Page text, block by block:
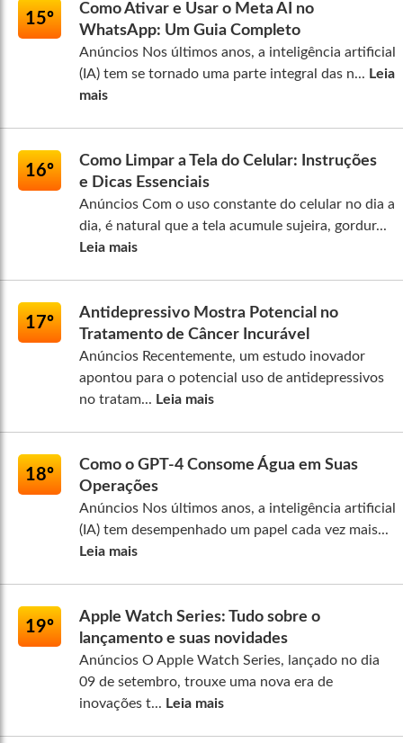
15º
Como Ativar e Usar o Meta AI no
WhatsApp: Um Guia Completo
Anúncios Nos últimos anos, a inteligência artificial
(IA) tem se tornado uma parte integral das n... Leia
mais
16º
Como Limpar a Tela do Celular: Instruções
e Dicas Essenciais
Anúncios Com o uso constante do celular no dia a
dia, é natural que a tela acumule sujeira, gordur...
Leia mais
17º
Antidepressivo Mostra Potencial no
Tratamento de Câncer Incurável
Anúncios Recentemente, um estudo inovador
apontou para o potencial uso de antidepressivos
no tratam... Leia mais
18º
Como o GPT-4 Consome Água em Suas
Operações
Anúncios Nos últimos anos, a inteligência artificial
(IA) tem desempenhado um papel cada vez mais...
Leia mais
19º
Apple Watch Series: Tudo sobre o
lançamento e suas novidades
Anúncios O Apple Watch Series, lançado no dia
09 de setembro, trouxe uma nova era de
inovações t... Leia mais